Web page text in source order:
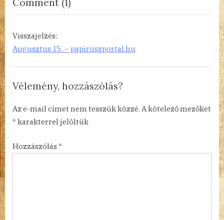
t
“Gyárfás
Bakfark,
Visszajelzés:
Augusztus 15. – papiruszportal.hu
Vélemény, hozzászólás?
Az e-mail címet nem tesszük közzé. A kötelező mezőket
*karakterrel jelöltük
Hozzászólás *